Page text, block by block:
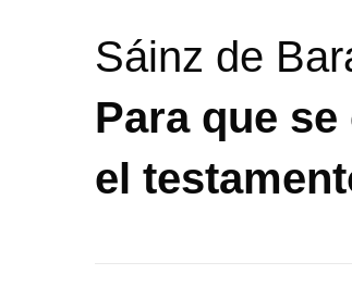
Sáinz de
Para que
el